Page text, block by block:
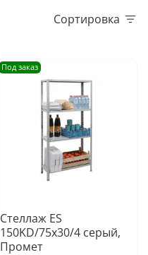
Сортировка
Под заказ
Стеллаж ES
150KD/75x30/4 серый,
Промет